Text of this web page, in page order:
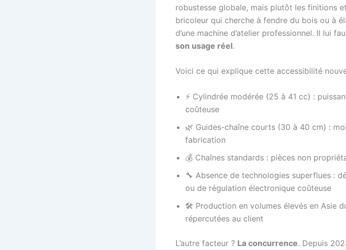
robustesse globale, mais plutôt les finitions
bricoleur qui cherche à fendre du bois ou à
d’une machine d’atelier professionnel. Il lui
son usage réel.
Voici ce qui explique cette accessibilité
⚡ Cylindrée modérée (25 à 41 cc) :
coûteuse
🌿 Guides-chaîne courts (30 à 40 cm) :
fabrication
💰 Chaînes standards : pièces non
🔧 Absence de technologies superflues :
ou de régulation électronique coûteuse
🛠️ Production en volumes élevés en Asie
répercutées au client
L’autre facteur ? La concurrence. Depuis